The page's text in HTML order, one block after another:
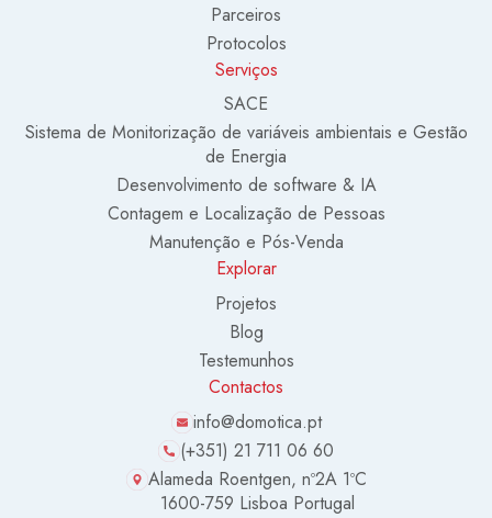
Parceiros
Protocolos
Serviços
SACE
Sistema de Monitorização de variáveis ambientais e Gestão
de Energia
Desenvolvimento de software & IA
Contagem e Localização de Pessoas
Manutenção e Pós-Venda
Explorar
Projetos
Blog
Testemunhos
Contactos
info@domotica.pt
(+351) 21 711 06 60
Alameda Roentgen, nº2A 1ºC
1600-759 Lisboa Portugal